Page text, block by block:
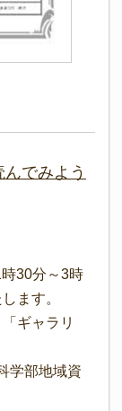
でみよう
30分～3時
ます。
ギャラリ
学部地域資